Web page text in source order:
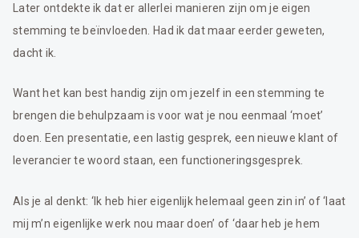
Later ontdekte ik dat er allerlei manieren zijn om je eigen
stemming te beïnvloeden. Had ik dat maar eerder geweten,
dacht ik.
Want het kan best handig zijn om jezelf in een stemming te
brengen die behulpzaam is voor wat je nou eenmaal ‘moet’
doen. Een presentatie, een lastig gesprek, een nieuwe klant of
leverancier te woord staan, een functioneringsgesprek.
Als je al denkt: ‘Ik heb hier eigenlijk helemaal geen zin in’ of ‘laat
mij m’n eigenlijke werk nou maar doen’ of ‘daar heb je hem